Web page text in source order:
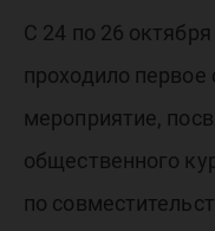
С 24 по 26
проходило
мероприятие,
общественного
по